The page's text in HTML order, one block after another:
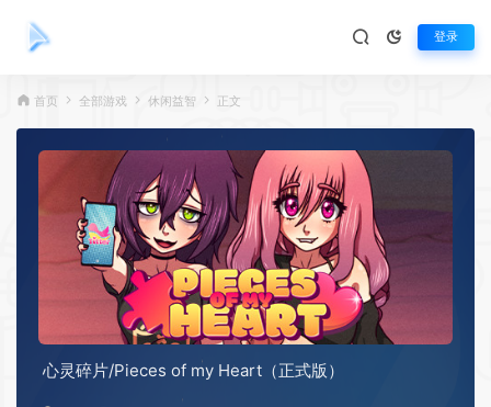
登录
首页 全部游戏 休闲益智 正文
心灵碎片/Pieces of my Heart（正式版）